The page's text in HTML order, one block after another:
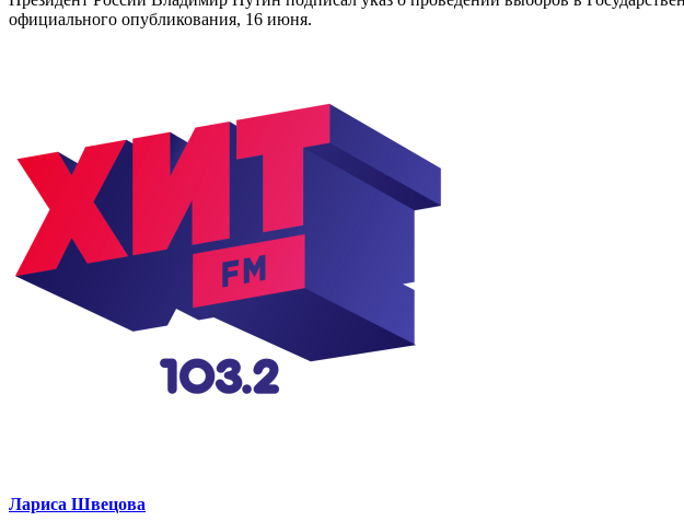
официального опубликования, 16 июня.
Лариса Швецова